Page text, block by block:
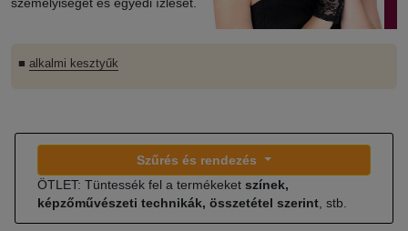
■ alkalmi kesztyűk
Szűrés és rendezés
ÖTLET: Tüntessék fel a termékeket színek,
képzőművészeti technikák, összetétel szerint , stb.